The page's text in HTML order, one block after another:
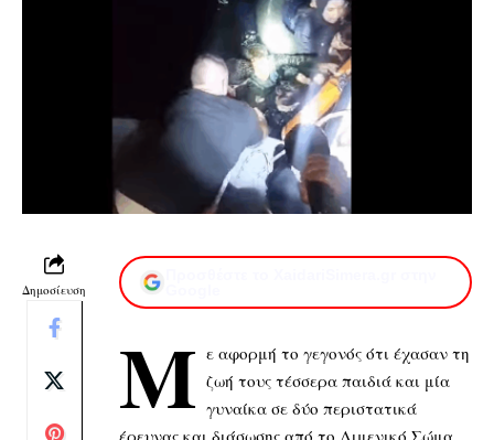
Δημοσίευση
Μ ε αφορμή το γεγονός ότι έχασαν τη
ζωή τους τέσσερα παιδιά και μία
γυναίκα σε δύο περιστατικά
έρευνας και διάσωσης από το Λιμενικό Σώμα